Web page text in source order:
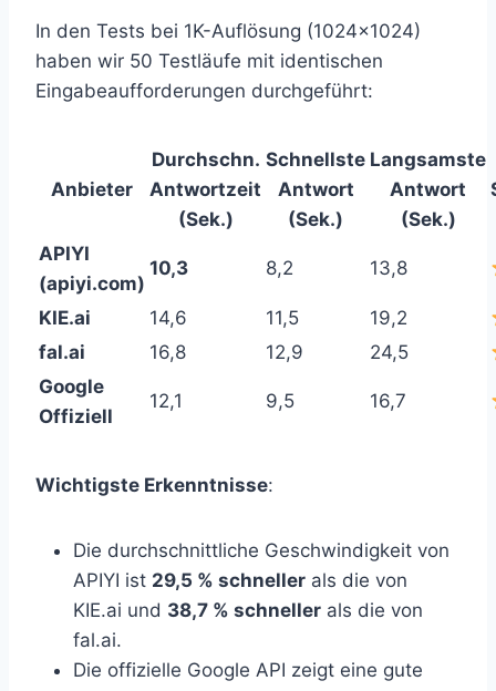
In den Tests bei 1K-Auflösung (1024×1024)
haben wir 50 Testläufe mit identischen
Eingabeaufforderungen durchgeführt:
Anbieter
Durchschn.
Antwortzeit
(Sek.)
Schnellste
Antwort
(Sek.)
Langsamste
Antwort
(Sek.)
APIYI
(apiyi.com)
10,3 8,2 13,8
KIE.ai 14,6 11,5
19,2
fal.ai
16,8 12,9
24,5
Google
Offiziell
12,1 9,5 16,7
Wichtigste Erkenntnisse:
Die durchschnittliche Geschwindigkeit von
APIYI ist 29,5 % schneller als die von
KIE.ai und 38,7 % schneller als die von
fal.ai.
Die offizielle Google API zeigt eine gute